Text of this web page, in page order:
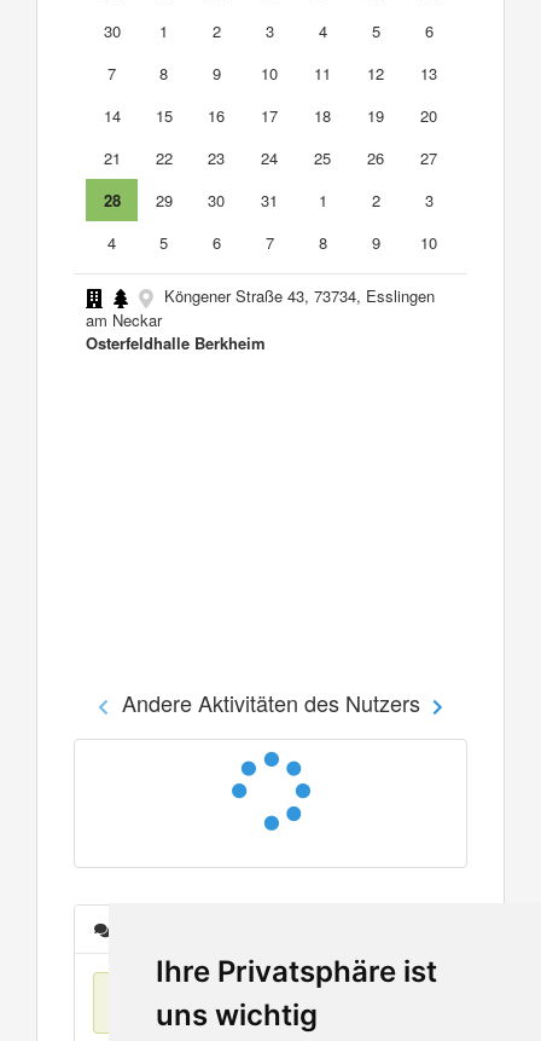
Ihre Privatsphäre ist
uns wichtig
30
1 2 3 4 5
6
7
8 9 10 11 12
13
14
15 16 17 18 19
20
21
22 23 24 25 26
27
28
29 30 31 1 2
3
4
5 6 7 8 9 10
Köngener Straße 43, 73734, Esslingen
am Neckar
Osterfeldhalle Berkheim
Andere Aktivitäten des Nutzers
Keine Einträge